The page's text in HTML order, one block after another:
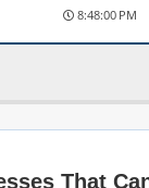
8:48:00 PM